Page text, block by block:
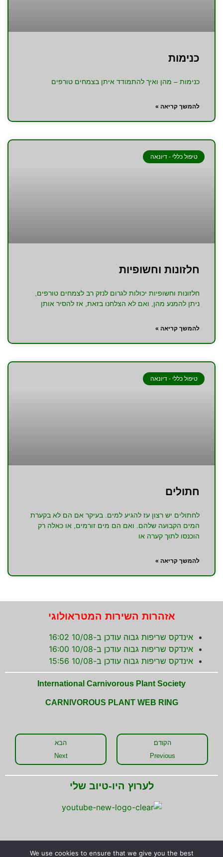
כנימות
כנימות – מהן ואיך להתמודד איתן בצמחים טורפים
להמשך קריאה »
טיפול כללי - דיונאה
חלזונות וחשופיות
חלזונות וחשופיות יכולות לגרום לנזק רב לצמחים טורפים,
ניתן להמנע מהן, ואם לא הצלחנו בזאת, אז להסיר אותן
להמשך קריאה »
טיפול כללי - דיונאה
חתולים
לחתולים יש רצון עז להגיע למים. בעיקר אם הם לא בקערת
המים הקבועה שלהם. ואם הם מים זורמים, או כאלה רק
הוכנסו לתוך קערה או
להמשך קריאה »
אזהרות השירות המטראולוגי
אינדקס שריפות גבוה עודכן ב-10/08 16:02
אינדקס שריפות גבוה עודכן ב-10/08 16:00
אינדקס שריפות גבוה עודכן ב-10/08 15:56
International Carnivorous Plant Society
CARNIVOROUS PLANT WEB RING
הקודם
Previous
הבא
Next
לערוץ היו-טיוב שלי
We use cookies to ensure that we give you the best